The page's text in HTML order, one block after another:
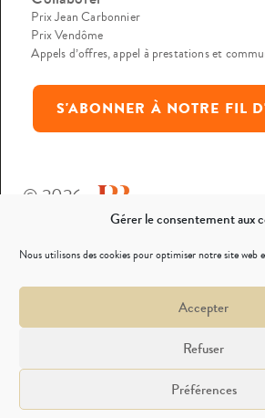
Gérer le consentement aux
Nous utilisons des cookies pour optimiser notre site web
Accepter
Refuser
Préférences
Prix Jean Carbonnier
Prix Vendôme
Appels d’offres, appel à prestations et
S'ABONNER À NOTRE FIL
© 2026